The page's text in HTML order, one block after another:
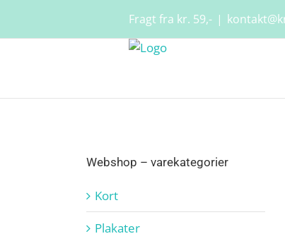
content
Fragt fra kr. 59,- |
Webshop – varekategorier
Kort
Plakater